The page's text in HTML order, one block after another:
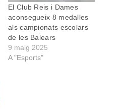
El Club Reis i Dames
aconsegueix 8 medalles
als campionats escolars
de les Balears
9 maig 2025
A "Esports"